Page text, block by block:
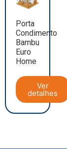
Porta
Condimento
Bambu
Euro
Home
Ver
detalhes